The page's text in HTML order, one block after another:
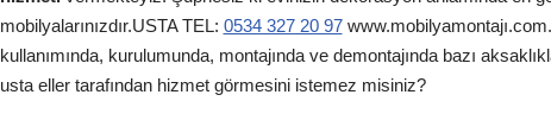
mobilyalarınızdır.USTA TEL: 0534 327 20 97
kullanımında, kurulumunda, montajında ve demontajında bazı
usta eller tarafından hizmet görmesini istemez misiniz?